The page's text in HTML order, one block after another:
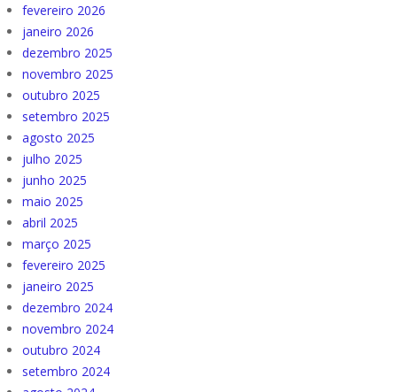
fevereiro 2026
janeiro 2026
dezembro 2025
novembro 2025
outubro 2025
setembro 2025
agosto 2025
julho 2025
junho 2025
maio 2025
abril 2025
março 2025
fevereiro 2025
janeiro 2025
dezembro 2024
novembro 2024
outubro 2024
setembro 2024